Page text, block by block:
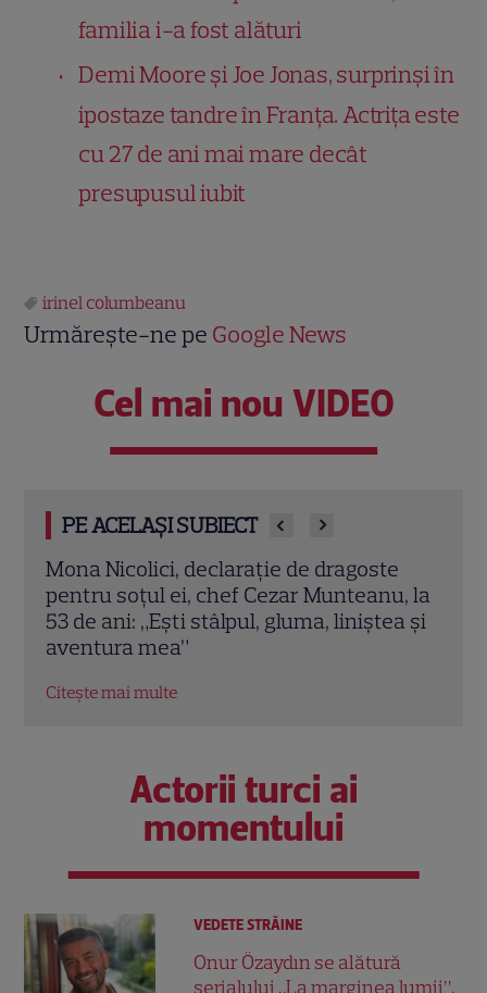
familia i-a fost alături
Demi Moore și Joe Jonas, surprinși în
ipostaze tandre în Franța. Actrița este
cu 27 de ani mai mare decât
presupusul iubit
irinel columbeanu
Urmărește-ne pe Google News
Cel mai nou VIDEO
PE ACELAȘI SUBIECT
Cabiria Morgenstern, imagini rare alături
de iubitul ei și fiul lor. „Fotografii pe care
le faci, dar nu le postezi”
Actorii turci ai
momentului
VEDETE STRĂINE
Onur Özaydın se alătură
serialului „La marginea lumii”.